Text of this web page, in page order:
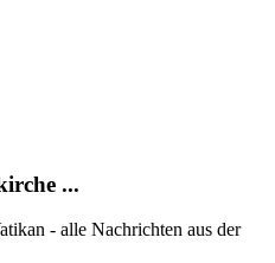
...
- alle Nachrichten aus der